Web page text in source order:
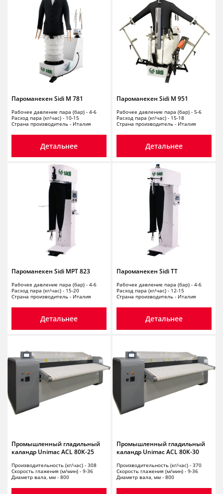
Пароманекен Sidi M 781
Рабочее давление пара (бар) - 4-6
Расход пара (кг/час) - 10-15
Страна производитель - Италия
Детальнее
Пароманекен Sidi M 951
Рабочее давление пара (бар) - 5-6
Расход пара (кг/час) - 15-18
Страна производитель - Италия
Детальнее
Пароманекен Sidi MPT 823
Рабочее давление пара (бар) - 4-6
Расход пара (кг/час) - 15-20
Страна производитель - Италия
Детальнее
Пароманекен Sidi TT
Рабочее давление пара (бар) - 4-6
Расход пара (кг/час) - 12-15
Страна производитель - Италия
Детальнее
Промышленный гладильный
каландр Unimac ACL 80K-25
Производительность (кг/час) - 308
Скорость глажения (м/мин) - 9-36
Диаметр вала, мм - 800
Промышленный гладильный
каландр Unimac ACL 80K-30
Производительность (кг/час) - 370
Скорость глажения (м/мин) - 9-36
Диаметр вала, мм - 800